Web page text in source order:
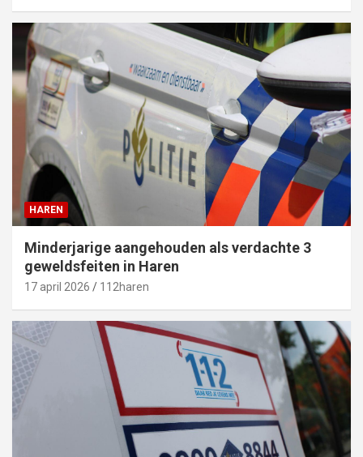
HAREN
Minderjarige aangehouden als verdachte 3
geweldsfeiten in Haren
17 april 2026 112haren